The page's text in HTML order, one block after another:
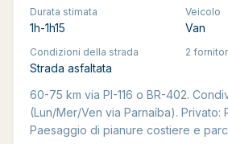
Durata stimata
1h-1h15
Veicolo
Van
Condizioni della strada
Strada asfaltata
2
60-75 km via PI-116 o BR-402.
(Lun/Mer/Ven via Parnaíba). Privato:
Paesaggio di pianure costiere e